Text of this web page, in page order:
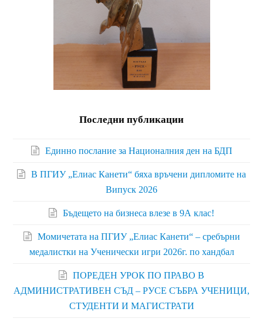
Последни публикации
Единно послание за Националния ден на БДП
В ПГИУ „Елиас Канети“ бяха връчени дипломите на
Випуск 2026
Бъдещето на бизнеса влезе в 9А клас!
Момичетата на ПГИУ „Елиас Канети“ – сребърни
медалистки на Ученически игри 2026г. по хандбал
ПОРЕДЕН УРОК ПО ПРАВО В
АДМИНИСТРАТИВЕН СЪД – РУСЕ СЪБРА УЧЕНИЦИ,
СТУДЕНТИ И МАГИСТРАТИ